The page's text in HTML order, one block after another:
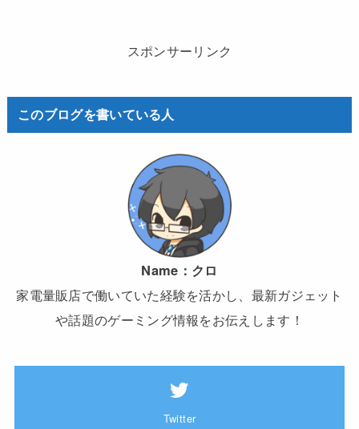
スポンサーリンク
このブログを書いている人
Name： クロ
家電量販店で働いていた経験を活かし、最新ガジェット
や話題のゲーミング情報をお伝えします！
Twitter